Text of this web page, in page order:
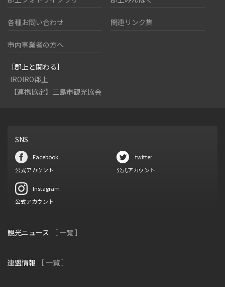
各種お問い合わせ 関連リンク集
市内事業者の方へ
［郡上と関わる］
IROIRO郡上
【連携協定】三島市観光協会
SNS
Facebook
公式アカウント
twitter
公式アカウント
Instagram
公式アカウント
観光ニュース ［ 一覧 ］
連盟情報 ［ 一覧 ］